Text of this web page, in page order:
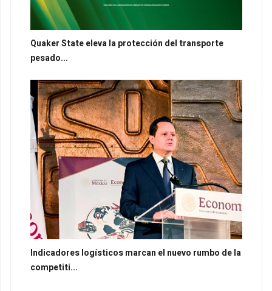
Quaker State eleva la protección del transporte
pesado...
Indicadores logísticos marcan el nuevo rumbo de la
competiti...